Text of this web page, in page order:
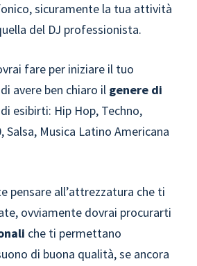
sicuramente la tua attività
del DJ professionista.
fare per iniziare il tuo
avere ben chiaro il genere di
esibirti: Hip Hop, Techno,
Salsa, Musica Latino Americana
pensare all’attrezzatura che ti
ovviamente dovrai procurarti
che ti permettano
di buona qualità, se ancora